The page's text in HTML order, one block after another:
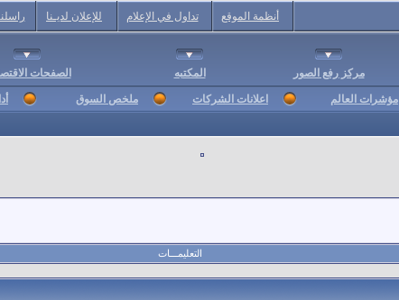
أنظمة الموقع تداول في الإعلام للإعلان لديـنا
مركز رفع الصور المكتبه الصفحات
مؤشرات العالم اعلانات الشركات ملخص السوق
التعليمـــات